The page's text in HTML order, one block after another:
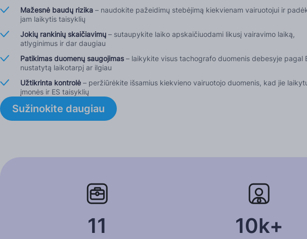
Mažesnė baudų rizika – naudokite pažeidimų stebėjimą kiekvienam vairuotojui ir
jam laikytis taisyklių
Jokių rankinių skaičiavimų – sutaupykite laiko apskaičiuodami likusį vairavimo laiką,
atlyginimus ir dar daugiau
Patikimas duomenų saugojimas – laikykite visus tachografo duomenis debesyje pagal
nustatytą laikotarpį ar ilgiau
Užtikrinta kontrolė – peržiūrėkite išsamius kiekvieno vairuotojo duomenis, kad jie
įmonės ir ES taisyklių
Sužinokite daugiau
11 10k+